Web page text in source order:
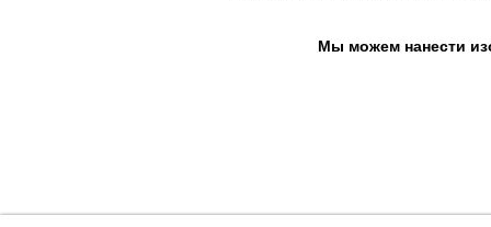
Мы можем нанести